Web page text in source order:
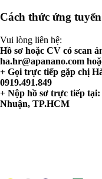
Cách thức ứng tuyển
Vui lòng liên hệ:
Hồ sơ hoặc CV có scan
ha.hr@apanano.com
+ Gọi trực tiếp gặp chị
0919.491.849
+ Nộp hồ sơ trực tiếp
Nhuận, TP.HCM